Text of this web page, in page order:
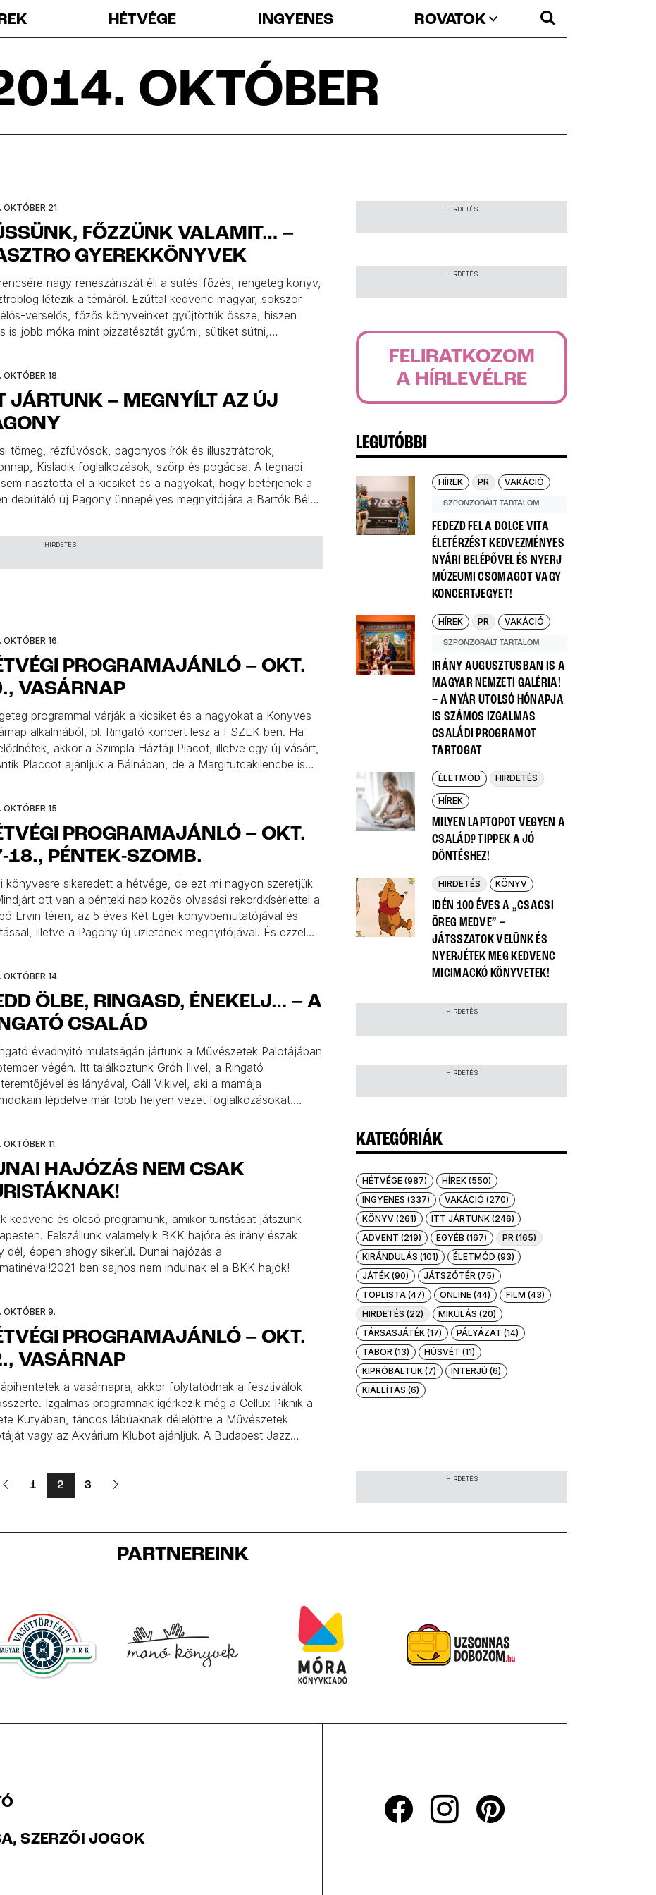
HÉTVÉGE INGYENES ROVATOK
OKTÓBER
OKTÓBER 21.
FŐZZÜNK VALAMIT… –
GYEREKKÖNYVEK
nagy reneszánszát éli a sütés-főzés, rengeteg könyv,
létezik a témáról. Ezúttal kedvenc magyar, sokszor
verselős, főzős könyveinket gyűjtöttük össze, hiszen
is jobb móka mint pizzatésztát gyúrni, sütiket sütni,
ételekre, akkor is van pár […]
OKTÓBER 18.
JÁRTUNK – MEGNYÍLT AZ ÚJ
tömeg, rézfúvósok, pagonyos írók és illusztrátorok,
Kisladik foglalkozások, szörp és pogácsa. A tegnapi
riasztotta el a kicsiket és a nagyokat, hogy betérjenek a
debütáló új Pagony ünnepélyes megnyitójára a Bartók Béla
HIRDETÉS
OKTÓBER 16.
PROGRAMAJÁNLÓ – OKT.
VASÁRNAP
programmal várják a kicsiket és a nagyokat a Könyves
alkalmából, pl. Ringató koncert lesz a FSZEK-ben. Ha
akkor a Szimpla Háztáji Piacot, illetve egy új vásárt,
Placcot ajánljuk a Bálnában, de a Margitutcakilencbe is
OKTÓBER 15.
PROGRAMAJÁNLÓ – OKT.
18., PÉNTEK-SZOMB.
könyvesre sikeredett a hétvége, de ezt mi nagyon szeretjük
ott van a pénteki nap közös olvasási rekordkísérlettel a
Ervin téren, az 5 éves Két Egér könyvbemutatójával és
illetve a Pagony új üzletének megnyitójával. És ezzel
OKTÓBER 14.
ÖLBE, RINGASD, ÉNEKELJ… – A
CSALÁD
évadnyitó mulatságán jártunk a Művészetek Palotájában
végén. Itt találkoztunk Gróh Ilivel, a Ringató
és lányával, Gáll Vikivel, aki a mamája
lépdelve már több helyen vezet foglalkozásokat.
minden napra!
OKTÓBER 11.
HAJÓZÁS NEM CSAK
kedvenc és olcsó programunk, amikor turistásat játszunk
Felszállunk valamelyik BKK hajóra és irány észak
dél, éppen ahogy sikerül. Dunai hajózás a
ben sajnos nem indulnak el a BKK hajók!
OKTÓBER 9.
PROGRAMAJÁNLÓ – OKT.
VASÁRNAP
a vasárnapra, akkor folytatódnak a fesztiválok
Izgalmas programnak ígérkezik még a Cellux Piknik a
Kutyában, táncos lábúaknak délelőttre a Művészetek
vagy az Akvárium Klubot ajánljuk. A Budapest Jazz
1 2 3
HIRDETÉS
HIRDETÉS
FELIRATKOZOM
A HÍRLEVÉLRE
LEGUTÓBBI
HÍREK PR VAKÁCIÓ
SZPONZORÁLT TARTALOM
FEDEZD FEL A DOLCE VITA
ÉLETÉRZÉST KEDVEZMÉNYES
NYÁRI BELÉPŐVEL ÉS NYERJ
MÚZEUMI CSOMAGOT VAGY
KONCERTJEGYET!
HÍREK PR VAKÁCIÓ
SZPONZORÁLT TARTALOM
IRÁNY AUGUSZTUSBAN IS A
MAGYAR NEMZETI GALÉRIA!
– A NYÁR UTOLSÓ HÓNAPJA
IS SZÁMOS IZGALMAS
CSALÁDI PROGRAMOT
TARTOGAT
ÉLETMÓD HIRDETÉS
HÍREK
MILYEN LAPTOPOT VEGYEN A
CSALÁD? TIPPEK A JÓ
DÖNTÉSHEZ!
HIRDETÉS KÖNYV
IDÉN 100 ÉVES A „CSACSI
ÖREG MEDVE” –
JÁTSSZATOK VELÜNK ÉS
NYERJÉTEK MEG KEDVENC
MICIMACKÓ KÖNYVETEK!
HIRDETÉS
HIRDETÉS
KATEGÓRIÁK
HÉTVÉGE (987)
HÍREK (550)
INGYENES (337)
VAKÁCIÓ (270)
KÖNYV (261)
ITT JÁRTUNK (246)
ADVENT (219)
EGYÉB (167)
PR (165)
KIRÁNDULÁS (101)
ÉLETMÓD (93)
JÁTÉK (90)
JÁTSZÓTÉR (75)
TOPLISTA (47)
ONLINE (44)
FILM (43)
HIRDETÉS (22)
MIKULÁS (20)
TÁRSASJÁTÉK (17)
PÁLYÁZAT (14)
TÁBOR (13)
HÚSVÉT (11)
KIPRÓBÁLTUK (7)
INTERJÚ (6)
KIÁLLÍTÁS (6)
HIRDETÉS
PARTNEREINK
SZERZŐI JOGOK